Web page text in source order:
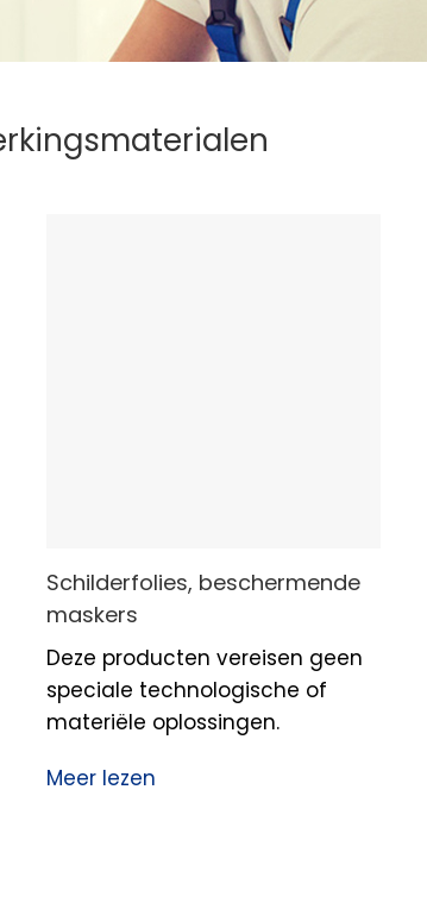
Schilderfolies, beschermende
maskers
Deze producten vereisen geen
speciale technologische of
materiële oplossingen.
Meer lezen